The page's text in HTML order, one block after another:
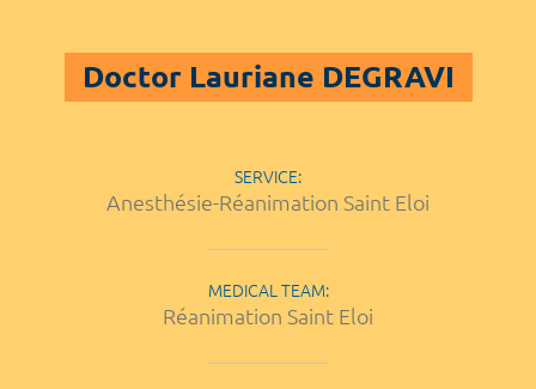
Doctor Lauriane DEGRAVI
SERVICE:
Anesthésie-Réanimation Saint Eloi
MEDICAL TEAM:
Réanimation Saint Eloi